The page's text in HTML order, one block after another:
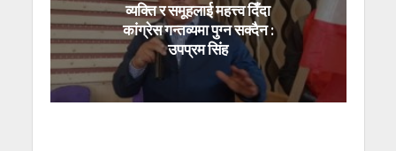
व्यक्ति र समूहलाई महत्त्व दिँदा
कांग्रेस गन्तव्यमा पुग्न सक्दैन :
उपप्रम सिंह